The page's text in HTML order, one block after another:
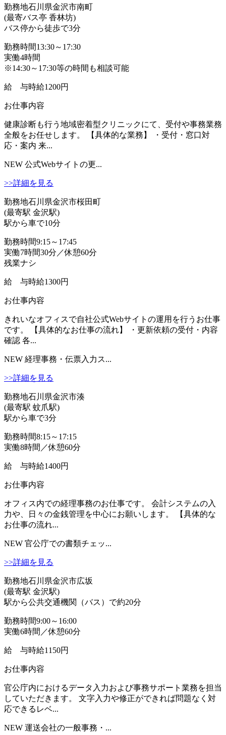
勤務地石川県金沢市南町
(最寄バス亭 香林坊)
バス停から徒歩で3分
勤務時間13:30～17:30
実働4時間
※14:30～17:30等の時間も相談可能
給 与時給1200円
お仕事内容
健康診断も行う地域密着型クリニックにて、受付や事務業務
全般をお任せします。 【具体的な業務】 ・受付・窓口対
応・案内 来...
NEW 公式Webサイトの更...
>>詳細を見る
勤務地石川県金沢市桜田町
(最寄駅 金沢駅)
駅から車で10分
勤務時間9:15～17:45
実働7時間30分／休憩60分
残業ナシ
給 与時給1300円
お仕事内容
きれいなオフィスで自社公式Webサイトの運用を行うお仕事
です。 【具体的なお仕事の流れ】 ・更新依頼の受付・内容
確認 各...
NEW 経理事務・伝票入力ス...
>>詳細を見る
勤務地石川県金沢市湊
(最寄駅 蚊爪駅)
駅から車で3分
勤務時間8:15～17:15
実働8時間／休憩60分
給 与時給1400円
お仕事内容
オフィス内での経理事務のお仕事です。 会計システムの入
力や、日々の金銭管理を中心にお願いします。 【具体的な
お仕事の流れ...
NEW 官公庁での書類チェッ...
>>詳細を見る
勤務地石川県金沢市広坂
(最寄駅 金沢駅)
駅から公共交通機関（バス）で約20分
勤務時間9:00～16:00
実働6時間／休憩60分
給 与時給1150円
お仕事内容
官公庁内におけるデータ入力および事務サポート業務を担当
していただきます。 文字入力や修正ができれば問題なく対
応できるレベ...
NEW 運送会社の一般事務・...